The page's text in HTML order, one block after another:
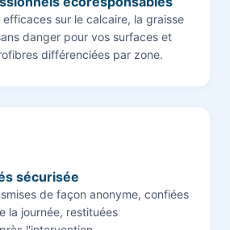
sur le calcaire, la graisse
danger pour vos surfaces et
différenciées par zone.
sécurisée
de façon anonyme, confiées
la journée, restituées